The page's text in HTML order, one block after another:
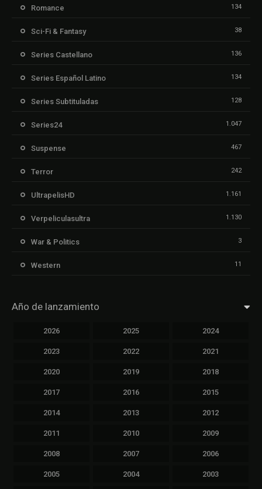
Romance 134
Sci-Fi & Fantasy 38
Series Castellano 136
Series Español Latino 134
Series Subtituladas 128
Series24 1.047
Suspense 467
Terror 242
UltrapelisHD 1.161
Verpeliculasultra 1.130
War & Politics 3
Western 11
Año de lanzamiento
2026 2025 2024
2023 2022 2021
2020 2019 2018
2017 2016 2015
2014 2013 2012
2011 2010 2009
2008 2007 2006
2005 2004 2003